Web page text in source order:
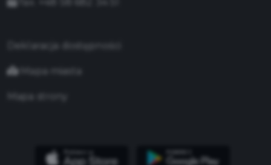
Deklaracja dostępności
Mapa miasta
Mapa strony